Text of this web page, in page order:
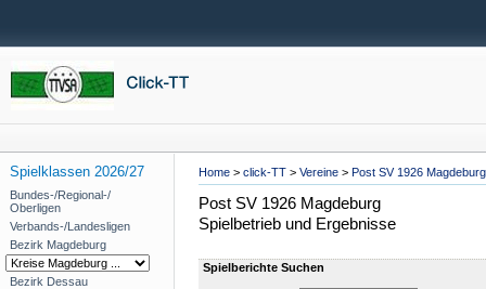
Home > click-TT > Vereine > Post SV 1926 Magdeburg
Spielklassen 2026/27
Bundes-/Regional-/
Oberligen
Verbands-/Landesligen
Bezirk Magdeburg
Bezirk Dessau
Post SV 1926 Magdeburg
Spielbetrieb und Ergebnisse
Spielberichte Suchen